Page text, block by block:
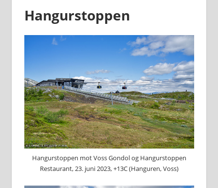
Hangurstoppen
Hangurstoppen mot Voss Gondol og Hangurstoppen
Restaurant, 23. juni 2023, +13C (Hanguren, Voss)